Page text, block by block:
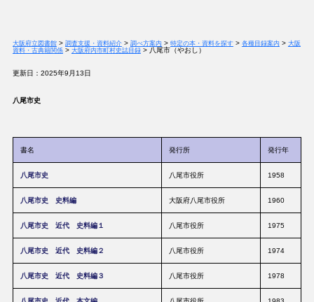
大阪府立図書館> 調査支援・資料紹介> 調べ方案内 > 特定の本・資料を探す> 各種目録案内 > 大阪
資料・古典籍関係> 大阪府内市町村史誌目録> 八尾市（やおし）
更新日：2025年9月13日
八尾市史
書名 発行所 発行年
八尾市史 八尾市役所 1958
八尾市史 史料編 大阪府八尾市役所 1960
八尾市史 近代 史料編１ 八尾市役所 1975
八尾市史 近代 史料編２ 八尾市役所 1974
八尾市史 近代 史料編３ 八尾市役所 1978